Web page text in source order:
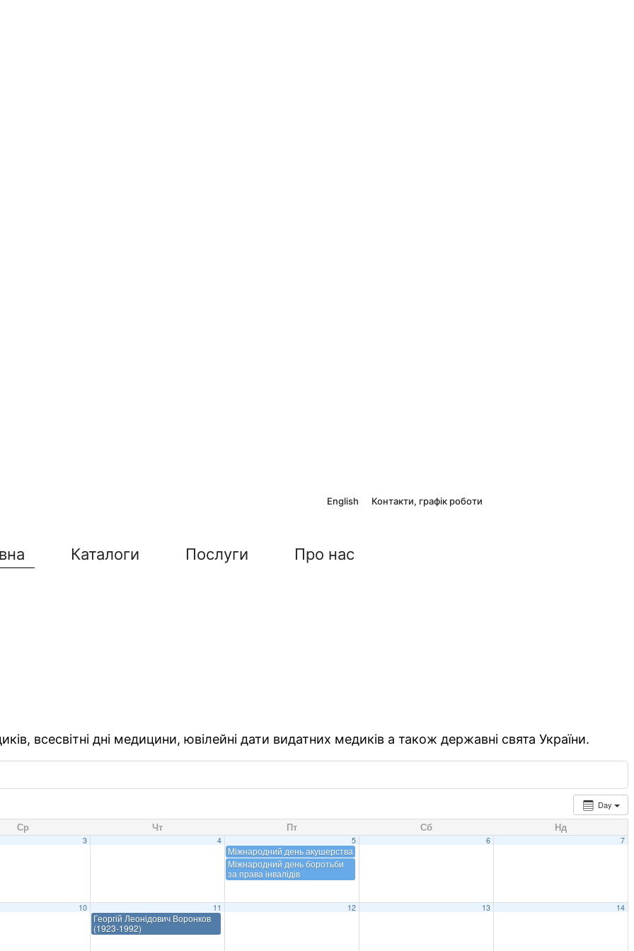
English Контакти, графік роботи
Каталоги Послуги Про нас
всесвітні дні медицини, ювілейні дати видатних медиків а також державні свята України.
Day
Ср Чт Пт Сб Нд
3 4 5
Міжнародний день акушерства
Міжнародний день боротьби
за права інвалідів
6 7
10 11
Георгій Леонідович Воронков
(1923-1992)
12 13 14